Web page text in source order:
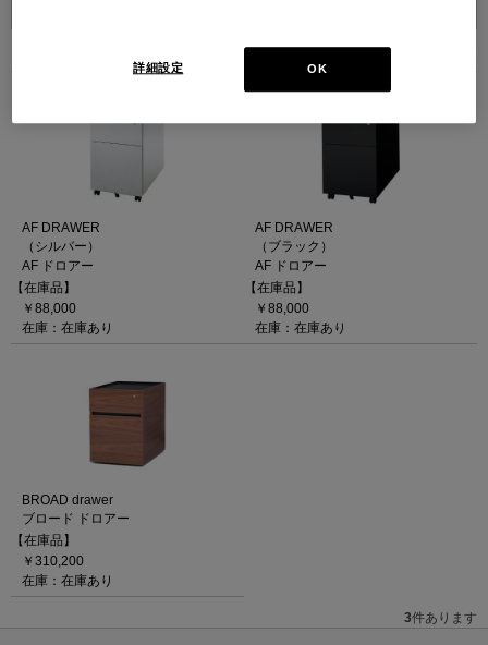
AF DRAWER
（シルバー）
AF ドロアー
【在庫品】
￥88,000
在庫：在庫あり
AF DRAWER
（ブラック）
AF ドロアー
【在庫品】
￥88,000
在庫：在庫あり
BROAD drawer
ブロード ドロアー
【在庫品】
￥310,200
在庫：在庫あり
3件あります
OK
詳細設定